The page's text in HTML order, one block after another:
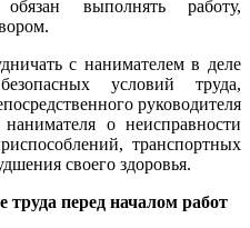
выполнять работу,
с нанимателем в деле
условий труда,
руководителя
о неисправности
транспортных
своего здоровья.
труда перед началом работ